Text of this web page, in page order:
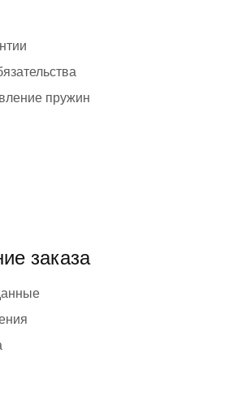
пружин
заказа